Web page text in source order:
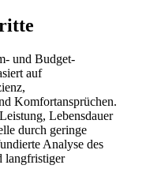
und Budget-
auf
Komfortansprüchen.
Lebensdauer
durch geringe
Analyse des
langfristiger